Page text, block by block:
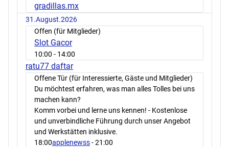
gradillas.mx
31.August.2026
Offen (für Mitglieder)
Slot Gacor
10:00 - 14:00
ratu77 daftar
Offene Tür (für Interessierte, Gäste und Mitglieder)
Du möchtest erfahren, was man alles Tolles bei uns
machen kann?
Komm vorbei und lerne uns kennen! - Kostenlose
und unverbindliche Führung durch unser Angebot
und Werkstätten inklusive.
18:00applenewss- 21:00